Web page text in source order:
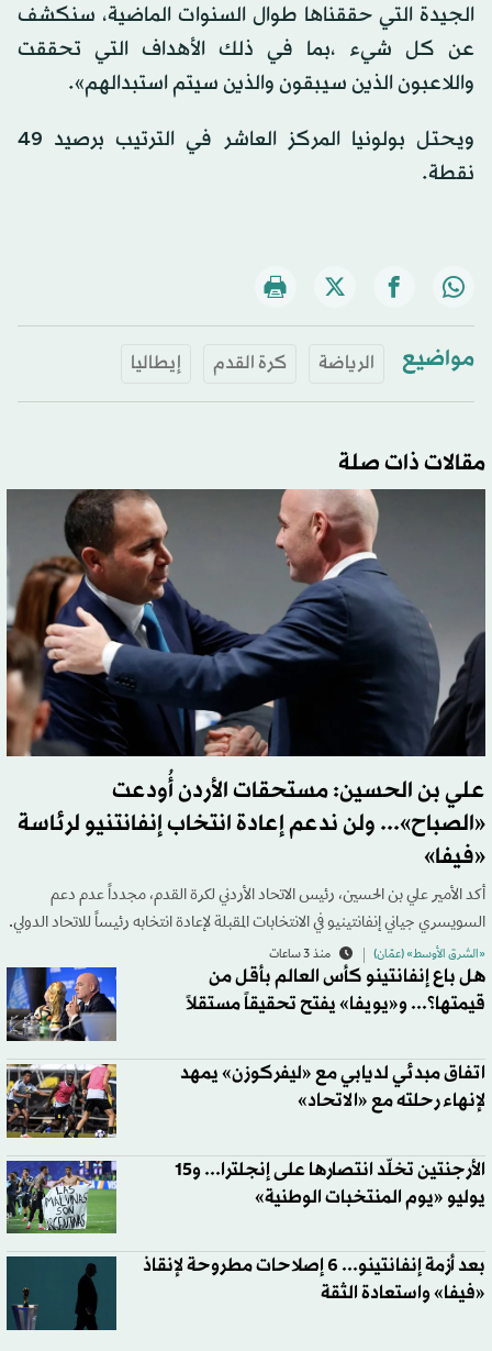
الجيدة التي حققناها طوال السنوات الماضية، سنكشف
عن كل شيء ،بما في ذلك الأهداف التي تحققت
واللاعبون الذين سيبقون والذين سيتم استبدالهم».
ويحتل بولونيا المركز العاشر في الترتيب برصيد 49
نقطة.
مواضيع الرياضة كرة القدم إيطاليا
مقالات ذات صلة
علي بن الحسين: مستحقات الأردن أُودعت
«الصباح»... ولن ندعم إعادة انتخاب إنفانتنيو لرئاسة
«فيفا»
أكد الأمير علي بن الحسين، رئيس الاتحاد الأردني لكرة القدم، مجدداً عدم دعم
السويسري جياني إنفانتينيو في الانتخابات المقبلة لإعادة انتخابه رئيساً للاتحاد الدولي.
«الشرق الأوسط» (عمّان) منذ 3 ساعات
هل باع إنفانتينو كأس العالم بأقل من
قيمتها؟... و«يويفا» يفتح تحقيقاً مستقلاً
اتفاق مبدئي لديابي مع «ليفركوزن» يمهد
لإنهاء رحلته مع «الاتحاد»
الأرجنتين تخلّد انتصارها على إنجلترا... و15
يوليو «يوم المنتخبات الوطنية»
بعد أزمة إنفانتينو... 6 إصلاحات مطروحة لإنقاذ
«فيفا» واستعادة الثقة